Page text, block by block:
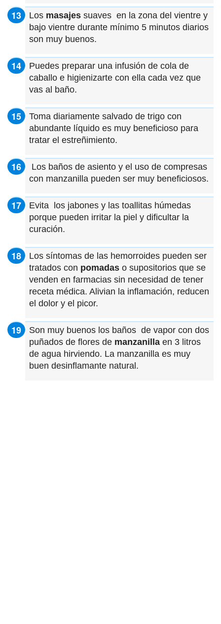
Los masajes suaves en la zona del vientre y
bajo vientre durante mínimo 5 minutos diarios
son muy buenos.
Puedes preparar una infusión de cola de
caballo e higienizarte con ella cada vez que
vas al baño.
Toma diariamente salvado de trigo con
abundante líquido es muy beneficioso para
tratar el estreñimiento.
Los baños de asiento y el uso de compresas
con manzanilla pueden ser muy beneficiosos.
Evita los jabones y las toallitas húmedas
porque pueden irritar la piel y dificultar la
curación.
Los síntomas de las hemorroides pueden ser
tratados con pomadas o supositorios que se
venden en farmacias sin necesidad de tener
receta médica. Alivian la inflamación, reducen
el dolor y el picor.
Son muy buenos los baños de vapor con dos
puñados de flores de manzanilla en 3 litros
de agua hirviendo. La manzanilla es muy
buen desinflamante natural.